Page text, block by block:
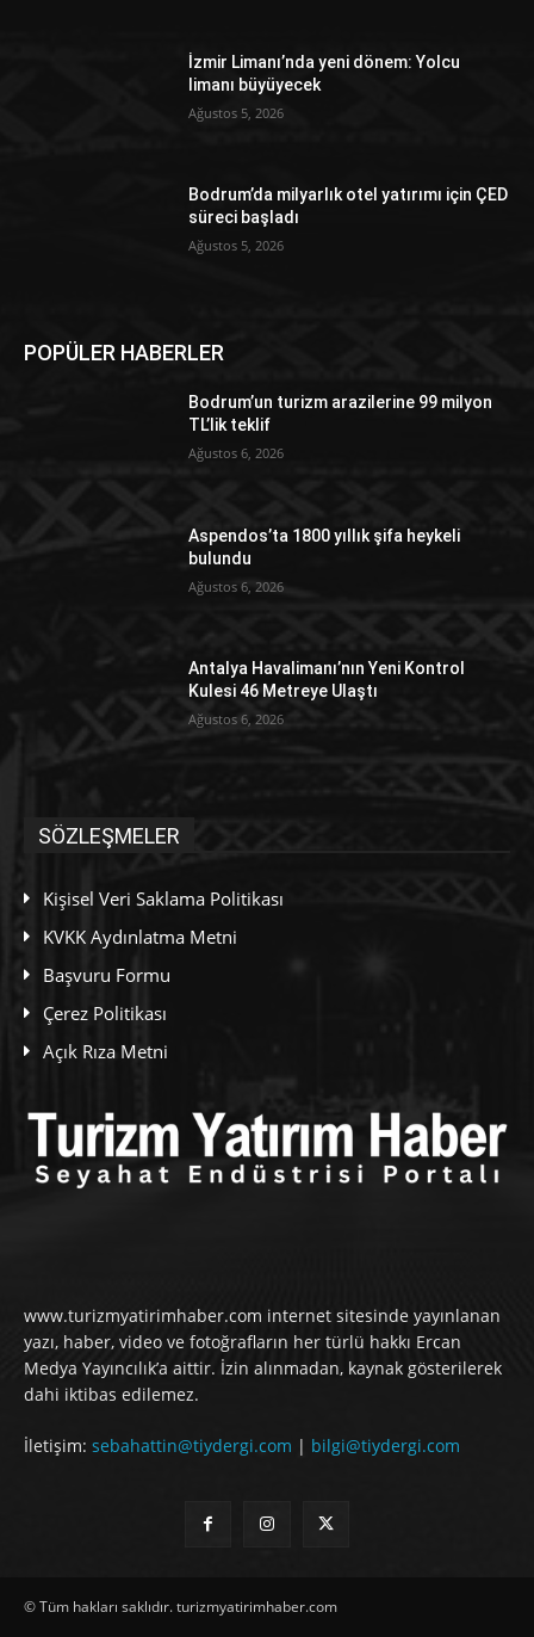
İzmir Limanı’nda yeni dönem: Yolcu
limanı büyüyecek
Ağustos 5, 2026
Bodrum’da milyarlık otel yatırımı için ÇED
süreci başladı
Ağustos 5, 2026
POPÜLER HABERLER
Bodrum’un turizm arazilerine 99 milyon
TL’lik teklif
Ağustos 6, 2026
Aspendos’ta 1800 yıllık şifa heykeli
bulundu
Ağustos 6, 2026
Antalya Havalimanı’nın Yeni Kontrol
Kulesi 46 Metreye Ulaştı
Ağustos 6, 2026
SÖZLEŞMELER
Kişisel Veri Saklama Politikası
KVKK Aydınlatma Metni
Başvuru Formu
Çerez Politikası
Açık Rıza Metni
www.turizmyatirimhaber.com internet sitesinde yayınlanan
yazı, haber, video ve fotoğrafların her türlü hakkı Ercan
Medya Yayıncılık’a aittir. İzin alınmadan, kaynak gösterilerek
dahi iktibas edilemez.
İletişim: sebahattin@tiydergi.com | bilgi@tiydergi.com
© Tüm hakları saklıdır. turizmyatirimhaber.com